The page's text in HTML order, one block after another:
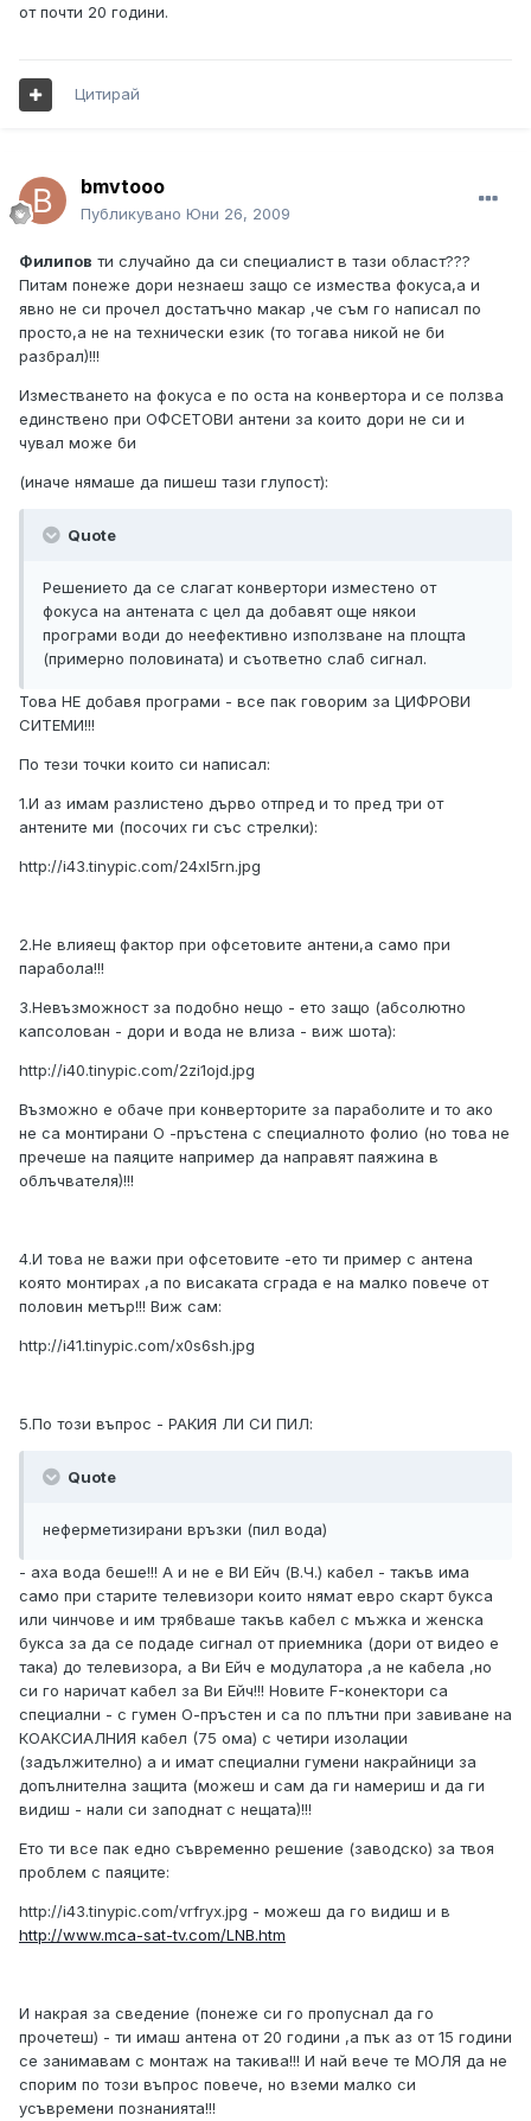
от почти 20 години.
Цитирай
bmvtooo
Публикувано Юни 26, 2009
Филипов ти случайно да си специалист в тази област???
Питам понеже дори незнаеш защо се измества фокуса,а и
явно не си прочел достатъчно макар ,че съм го написал по
просто,а не на технически език (то тогава никой не би
разбрал)!!!
Изместването на фокуса е по оста на конвертора и се ползва
единствено при ОФСЕТОВИ антени за които дори не си и
чувал може би
(иначе нямаше да пишеш тази глупост):
Quote
Решението да се слагат конвертори изместено от
фокуса на антената с цел да добавят още някои
програми води до неефективно използване на площта
(примерно половината) и съответно слаб сигнал.
Това НЕ добавя програми - все пак говорим за ЦИФРОВИ
СИТЕМИ!!!
По тези точки които си написал:
1.И аз имам разлистено дърво отпред и то пред три от
антените ми (посочих ги със стрелки):
http://i43.tinypic.com/24xl5rn.jpg
2.Не влияещ фактор при офсетовите антени,а само при
парабола!!!
3.Невъзможност за подобно нещо - ето защо (абсолютно
капсолован - дори и вода не влиза - виж шота):
http://i40.tinypic.com/2zi1ojd.jpg
Възможно е обаче при конверторите за параболите и то ако
не са монтирани О -пръстена с специалното фолио (но това не
пречеше на паяците например да направят паяжина в
облъчвателя)!!!
4.И това не важи при офсетовите -ето ти пример с антена
която монтирах ,а по висаката сграда е на малко повече от
половин метър!!! Виж сам:
http://i41.tinypic.com/x0s6sh.jpg
5.По този въпрос - РАКИЯ ЛИ СИ ПИЛ:
Quote
неферметизирани връзки (пил вода)
- аха вода беше!!! А и не е ВИ Ейч (В.Ч.) кабел - такъв има
само при старите телевизори които нямат евро скарт букса
или чинчове и им трябваше такъв кабел с мъжка и женска
букса за да се подаде сигнал от приемника (дори от видео е
така) до телевизора, а Ви Ейч е модулатора ,а не кабела ,но
си го наричат кабел за Ви Ейч!!! Новите F-конектори са
специални - с гумен О-пръстен и са по плътни при завиване на
КОАКСИАЛНИЯ кабел (75 ома) с четири изолации
(задължително) а и имат специални гумени накрайници за
допълнителна защита (можеш и сам да ги намериш и да ги
видиш - нали си заподнат с нещата)!!!
Ето ти все пак едно съвременно решение (заводско) за твоя
проблем с паяците:
http://i43.tinypic.com/vrfryx.jpg - можеш да го видиш и в
http://www.mca-sat-tv.com/LNB.htm
И накрая за сведение (понеже си го пропуснал да го
прочетеш) - ти имаш антена от 20 години ,а пък аз от 15 години
се занимавам с монтаж на такива!!! И най вече те МОЛЯ да не
спорим по този въпрос повече, но вземи малко си
усъвремени познанията!!!